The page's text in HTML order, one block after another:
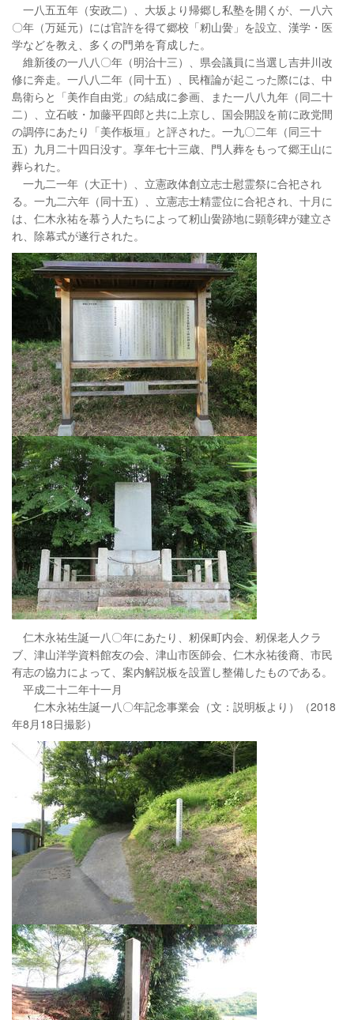
一八五五年（安政二）、大坂より帰郷し私塾を開くが、一八六
〇年（万延元）には官許を得て郷校「籾山黌」を設立、漢学・医
学などを教え、多くの門弟を育成した。
維新後の一八八〇年（明治十三）、県会議員に当選し吉井川改
修に奔走。一八八二年（同十五）、民権論が起こった際には、中
島衛らと「美作自由党」の結成に参画、また一八八九年（同二十
二）、立石岐・加藤平四郎と共に上京し、国会開設を前に政党間
の調停にあたり「美作板垣」と評された。一九〇二年（同三十
五）九月二十四日没す。享年七十三歳、門人葬をもって郷王山に
葬られた。
一九二一年（大正十）、立憲政体創立志士慰霊祭に合祀され
る。一九二六年（同十五）、立憲志士精霊位に合祀され、十月に
は、仁木永祐を慕う人たちによって籾山黌跡地に顕彰碑が建立さ
れ、除幕式が遂行された。
仁木永祐生誕一八〇年にあたり、籾保町内会、籾保老人クラ
ブ、津山洋学資料館友の会、津山市医師会、仁木永祐後裔、市民
有志の協力によって、案内解説板を設置し整備したものである。
平成二十二年十一月
仁木永祐生誕一八〇年記念事業会（文：説明板より）（2018
年8月18日撮影）